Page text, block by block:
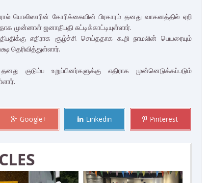
கோரிக்கையின் பிரகாரம் தனது வாகனத்தில் ஏறி
முன்னாள் ஜனாதிபதி சுட்டிக்காட்டியுள்ளார்.
எதிராக சூழ்ச்சி செய்ததாக கூறி நாமலின் பெயரையும்
தெரிவித்துள்ளார்.
குடும்ப உறுப்பினர்களுக்கு எதிராக முன்னெடுக்கப்படும்
Google+ Linkedin Pinterest